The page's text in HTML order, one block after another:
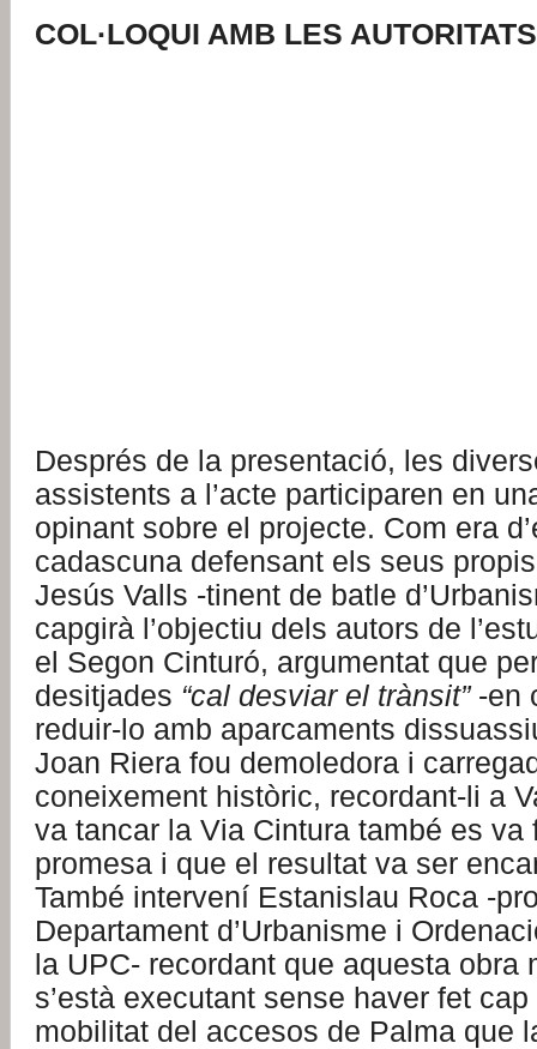
COL·LOQUI AMB LES AUTORITATS
Després de la presentació, les
assistents a l’acte participaren en
opinant sobre el projecte. Com era
cadascuna defensant els seus
Jesús Valls -tinent de batle
capgirà l’objectiu dels autors de
el Segon Cinturó, argumentat que
desitjades “cal desviar el trànsit”-en
reduir-lo amb aparcaments
Joan Riera fou demoledora i
coneixement històric, recordant-li a
va tancar la Via Cintura també es va
promesa i que el resultat va ser
També intervení Estanislau Roca -
Departament d’Urbanisme i
la UPC- recordant que aquesta obra
s’està executant sense haver fet
mobilitat del accesos de Palma que